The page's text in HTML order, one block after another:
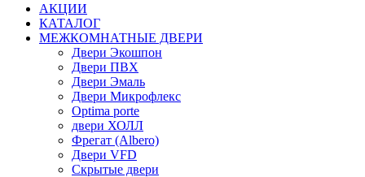
АКЦИИ
КАТАЛОГ
МЕЖКОМНАТНЫЕ ДВЕРИ
Двери Экошпон
Двери ПВХ
Двери Эмаль
Двери Микрофлекс
Optima porte
двери ХОЛЛ
Фрегат (Albero)
Двери VFD
Скрытые двери